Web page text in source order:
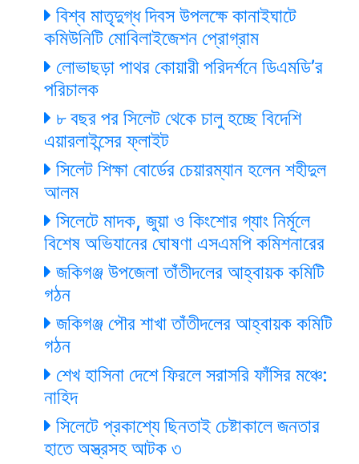
বিশ্ব মাতৃদুগ্ধ দিবস উপলক্ষে কানাইঘাটে
কমিউনিটি মোবিলাইজেশন প্রোগ্রাম
লোভাছড়া পাথর কোয়ারী পরিদর্শনে ডিএমডি’র
পরিচালক
৮ বছর পর সিলেট থেকে চালু হচ্ছে বিদেশি
এয়ারলাইন্সের ফ্লাইট
সিলেট শিক্ষা বোর্ডের চেয়ারম্যান হলেন শহীদুল
আলম
সিলেটে মাদক, জুয়া ও কিংশোর গ্যাং নির্মূলে
বিশেষ অভিযানের ঘোষণা এসএমপি কমিশনারের
জকিগঞ্জ উপজেলা তাঁতীদলের আহ্বায়ক কমিটি
গঠন
জকিগঞ্জ পৌর শাখা তাঁতীদলের আহ্বায়ক কমিটি
গঠন
শেখ হাসিনা দেশে ফিরলে সরাসরি ফাঁসির মঞ্চে:
নাহিদ
সিলেটে প্রকাশ্যে ছিনতাই চেষ্টাকালে জনতার
হাতে অস্ত্রসহ আটক ৩